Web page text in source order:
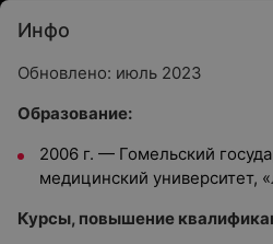
Инфо
Обновлено: июль 2023
Образование:
2006 г. — Гомельский
медицинский университет,
Курсы, повышение